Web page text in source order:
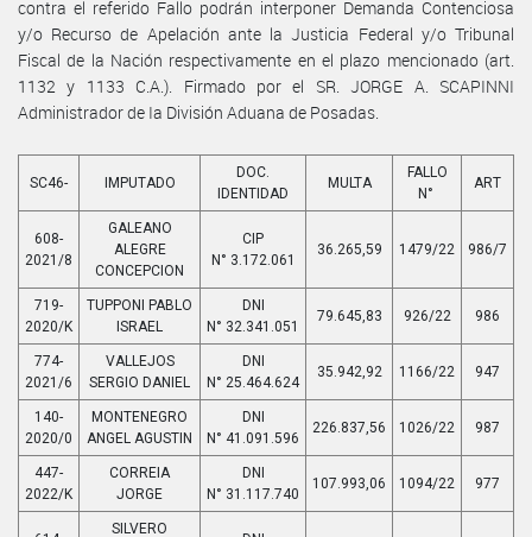
contra el referido Fallo podrán interponer Demanda Contenciosa
y/o Recurso de Apelación ante la Justicia Federal y/o Tribunal
Fiscal de la Nación respectivamente en el plazo mencionado (art.
1132 y 1133 C.A.). Firmado por el SR. JORGE A. SCAPINNI
Administrador de Ia División Aduana de Posadas.
SC46- IMPUTADO
DOC.
IDENTIDAD
MULTA
FALLO
N°
ART
608-
2021/8
GALEANO
ALEGRE
CONCEPCION
CIP
N° 3.172.061
36.265,59 1479/22 986/7
719-
2020/K
TUPPONI PABLO
ISRAEL
DNI
N° 32.341.051
79.645,83 926/22 986
774-
2021/6
VALLEJOS
SERGIO DANIEL
DNI
N° 25.464.624
35.942,92 1166/22 947
140-
2020/0
MONTENEGRO
ANGEL AGUSTIN
DNI
N° 41.091.596
226.837,56 1026/22 987
447-
2022/K
CORREIA
JORGE
DNI
N° 31.117.740
107.993,06 1094/22 977
SILVERO